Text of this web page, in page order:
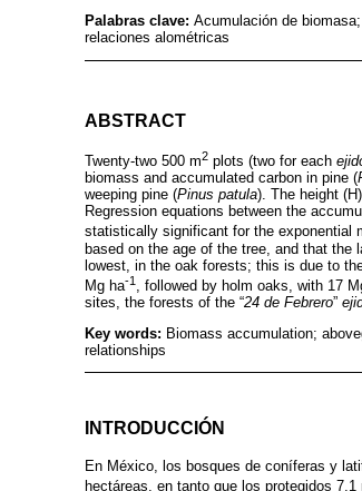
Palabras clave: Acumulación de
relaciones alométricas
ABSTRACT
Twenty-two 500 m2 plots (two for each
biomass and accumulated carbon in pine (
weeping pine (Pinus patula). The height
Regression equations between the
statistically significant for the exponential
based on the age of the tree, and that the
lowest, in the oak forests; this is due to
Mg ha-1 , followed by holm oaks, with 17
sites, the forests of the “24 de Febrero”
Key words: Biomass accumulation;
relationships
INTRODUCCIÓN
En México, los bosques de coníferas y
hectáreas, en tanto que los protegidos